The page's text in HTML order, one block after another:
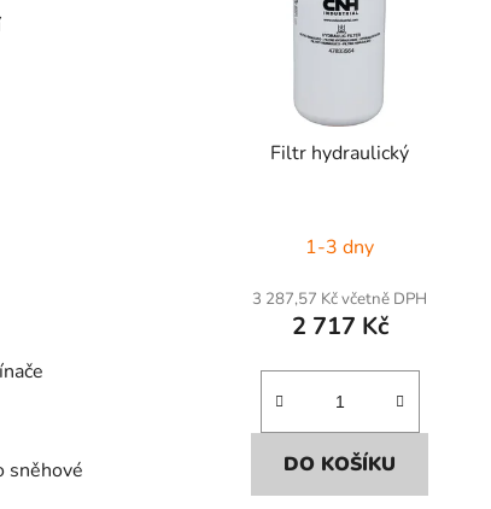
sněhové
Filtr hydraulický
1-3 dny
3 287,57 Kč včetně DPH
2 717 Kč
DO KOŠÍKU